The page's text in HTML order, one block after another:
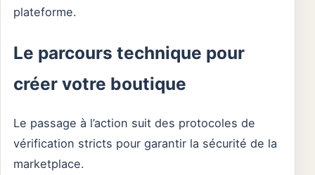
plateforme.
Le parcours technique pour
créer votre boutique
Le passage à l’action suit des protocoles de
vérification stricts pour garantir la sécurité de la
marketplace.